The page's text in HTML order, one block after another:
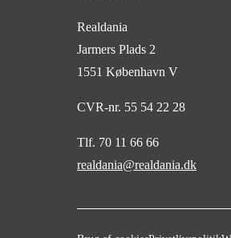
Realdania
Jarmers Plads 2
1551 København V
CVR-nr. 55 54 22 28
Tlf. 70 11 66 66
realdania@realdania.dk